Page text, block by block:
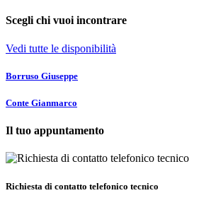
Scegli chi vuoi incontrare
Vedi tutte le disponibilità
Borruso Giuseppe
Conte Gianmarco
Il tuo appuntamento
Richiesta di contatto telefonico tecnico